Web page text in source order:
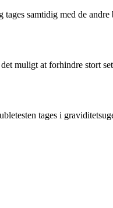
samtidig med de andre
muligt at forhindre stort
tages i